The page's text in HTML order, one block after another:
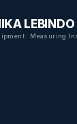
· Measuring